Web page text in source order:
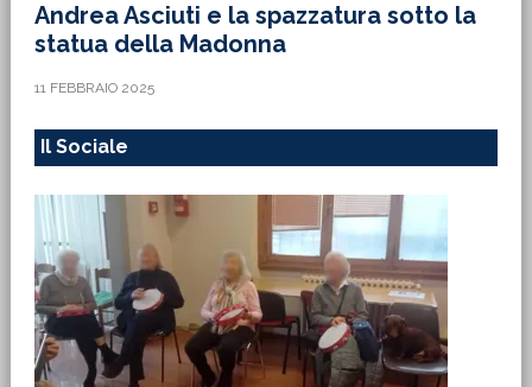
Andrea Asciuti e la spazzatura sotto la
statua della Madonna
11 FEBBRAIO 2025
Il Sociale